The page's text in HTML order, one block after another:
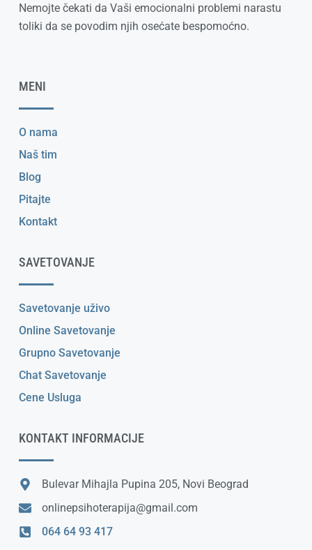
Nemojte čekati da Vaši emocionalni problemi narastu
toliki da se povodim njih osećate bespomoćno.
MENI
O nama
Naš tim
Blog
Pitajte
Kontakt
SAVETOVANJE
Savetovanje uživo
Online Savetovanje
Grupno Savetovanje
Chat Savetovanje
Cene Usluga
KONTAKT INFORMACIJE
Bulevar Mihajla Pupina 205, Novi Beograd
onlinepsihoterapija@gmail.com
064 64 93 417